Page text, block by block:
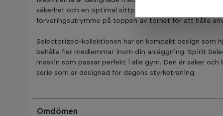
säkerhet och en optimal sittposition. Dessutom finns en
förvaringsutrymme på toppen av tornet för att hålla
Selectorized-kollektionen har en kompakt design
behålla fler medlemmar inom din anläggning. Spirit
maskin som passar perfekt i alla gym. Den är säker
serie som är designad för dagens styrketräning.
Omdömen